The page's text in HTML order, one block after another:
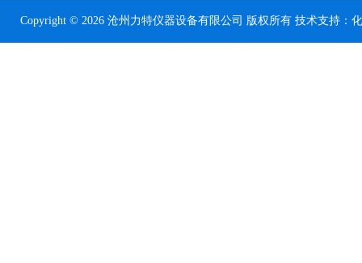
Copyright © 2026 沧州力特仪器设备有限公司 版权所有 技术支持：